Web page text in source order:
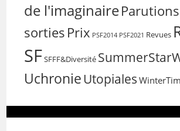
de l'imaginaire
sorties Prix PSF2014 PSF2021 Revues
SFSFFF&Diversité
Uchronie Utopiales